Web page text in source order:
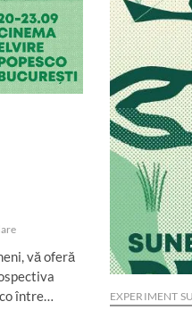
vă oferă
între…
EXPERIMENT